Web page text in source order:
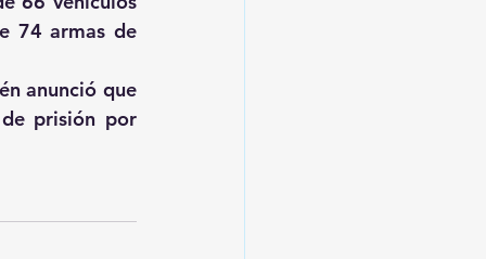
74 armas de
anunció que
prisión por